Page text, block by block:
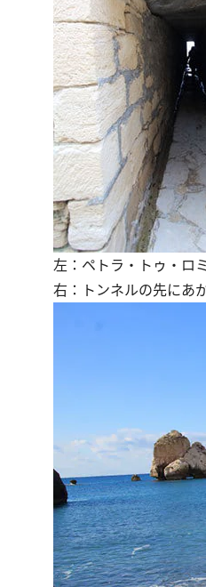
左：ペトラ・トゥ・ロ
右：トンネルの先にあ